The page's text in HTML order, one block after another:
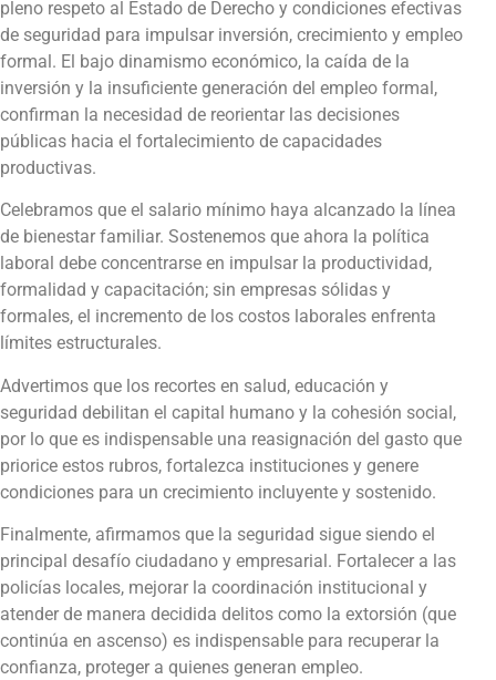
pleno respeto al Estado de Derecho y condiciones efectivas
de seguridad para impulsar inversión, crecimiento y empleo
formal. El bajo dinamismo económico, la caída de la
inversión y la insuficiente generación del empleo formal,
confirman la necesidad de reorientar las decisiones
públicas hacia el fortalecimiento de capacidades
productivas.
Celebramos que el salario mínimo haya alcanzado la línea
de bienestar familiar. Sostenemos que ahora la política
laboral debe concentrarse en impulsar la productividad,
formalidad y capacitación; sin empresas sólidas y
formales, el incremento de los costos laborales enfrenta
límites estructurales.
Advertimos que los recortes en salud, educación y
seguridad debilitan el capital humano y la cohesión social,
por lo que es indispensable una reasignación del gasto que
priorice estos rubros, fortalezca instituciones y genere
condiciones para un crecimiento incluyente y sostenido.
Finalmente, afirmamos que la seguridad sigue siendo el
principal desafío ciudadano y empresarial. Fortalecer a las
policías locales, mejorar la coordinación institucional y
atender de manera decidida delitos como la extorsión (que
continúa en ascenso) es indispensable para recuperar la
confianza, proteger a quienes generan empleo.